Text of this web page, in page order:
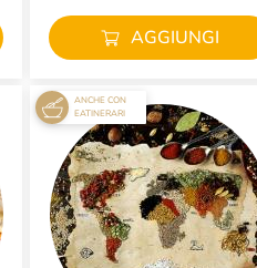
AGGIUNGI
ANCHE CON
EATINERARI